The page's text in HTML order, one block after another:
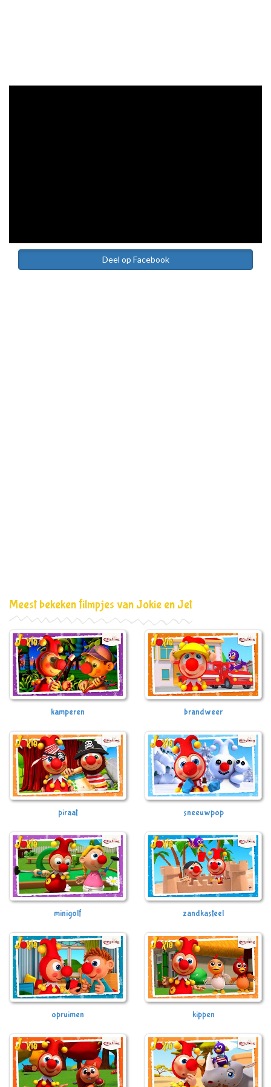
Deel op Facebook
Meest bekeken filmpjes van Jokie en Jet
kamperen brandweer
piraat sneeuwpop
minigolf zandkasteel
opruimen kippen